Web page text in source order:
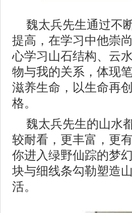
魏太兵先生通过不
提高，在学习中他崇
心学习山石结构、云
物与我的关系，体现
滋养生命，以生命再
格。
魏太兵先生的山水
较耐看，更丰富，更
你进入绿野仙踪的梦
块与细线条勾勒塑造
活。